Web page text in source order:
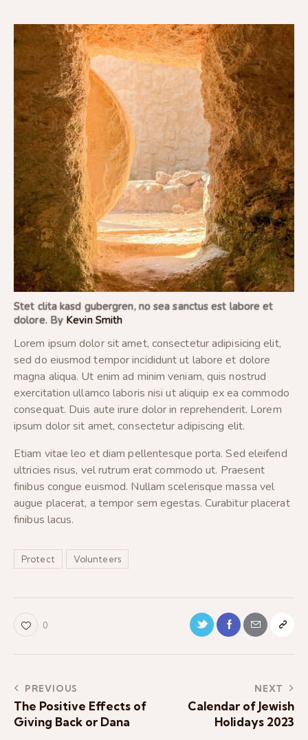
Stet clita kasd gubergren, no sea sanctus est labore et
dolore. By Kevin Smith
Lorem ipsum dolor sit amet, consectetur adipisicing elit,
sed do eiusmod tempor incididunt ut labore et dolore
magna aliqua. Ut enim ad minim veniam, quis nostrud
exercitation ullamco laboris nisi ut aliquip ex ea commodo
consequat. Duis aute irure dolor in reprehenderit. Lorem
ipsum dolor sit amet, consectetur adipiscing elit.
Etiam vitae leo et diam pellentesque porta. Sed eleifend
ultricies risus, vel rutrum erat commodo ut. Praesent
finibus congue euismod. Nullam scelerisque massa vel
augue placerat, a tempor sem egestas. Curabitur placerat
finibus lacus.
Protect Volunteers
0
PREVIOUS
The Positive Effects of
Giving Back or Dana
NEXT
Calendar of Jewish
Holidays 2023